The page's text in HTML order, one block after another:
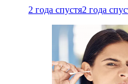
2 года спустя2 года